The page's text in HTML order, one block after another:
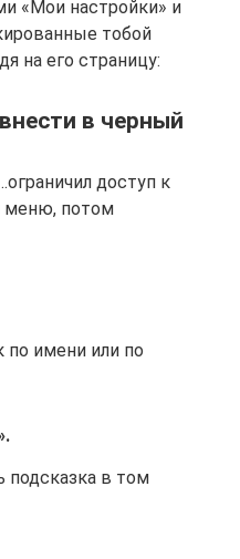
«Мои настройки» и
тобой
на его страницу:
в черный
доступ к
меню, потом
по имени или по
подсказка в том